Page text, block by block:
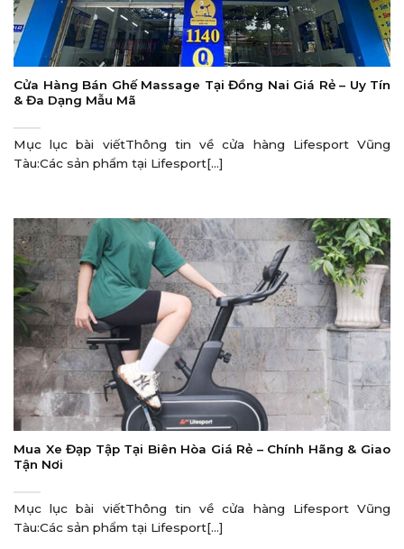
Cửa Hàng Bán Ghế Massage Tại Đồng Nai Giá Rẻ – Uy Tín
& Đa Dạng Mẫu Mã
Mục lục bài viếtThông tin về cửa hàng Lifesport Vũng
Tàu:Các sản phẩm tại Lifesport[...]
Mua Xe Đạp Tập Tại Biên Hòa Giá Rẻ – Chính Hãng & Giao
Tận Nơi
Mục lục bài viếtThông tin về cửa hàng Lifesport Vũng
Tàu:Các sản phẩm tại Lifesport[...]